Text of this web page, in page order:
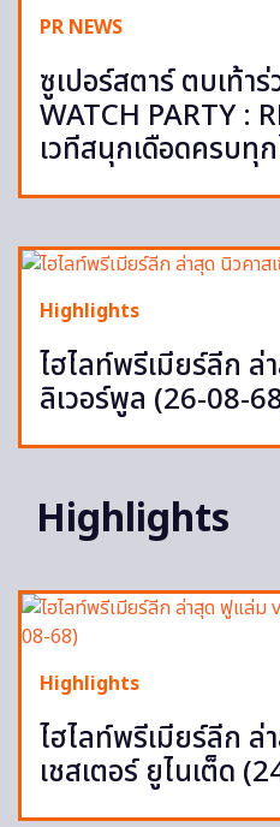
PR NEWS
ซูเปอร์สตาร์ ตบเท้า
WATCH PARTY :
เวทีสนุกเดือดครบทุ
Highlights
ไฮไลท์พรีเมียร์ลีก ล่
ลิเวอร์พูล (26-08-
Highlights
Highlights
ไฮไลท์พรีเมียร์ลีก
เชสเตอร์ ยูไนเต็ด